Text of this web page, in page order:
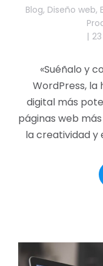
Blog, Diseño web,
«Suéñalo y
WordPress,
digital más
páginas web
la creatividad y